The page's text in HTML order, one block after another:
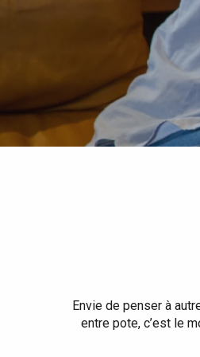
Tout l'agenda
Quand il pleut
Avec les enfants
Entre amis
Lieux branchés
Meilleurs brunch
Restaurants avec
Séjours en bord
Séjours en train
Séjours à vélo
Envie de penser à
entre pote, c’est le